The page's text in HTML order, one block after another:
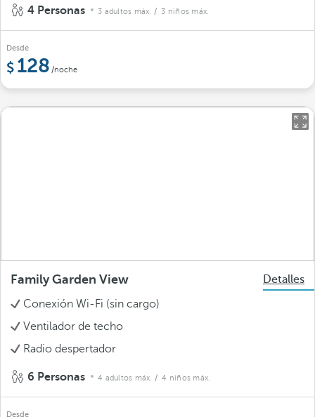
4 Personas 3 adultos máx. / 3 niños máx.
Desde
128 /noche
Family Garden View
Detalles
Conexión Wi-Fi (sin cargo)
Ventilador de techo
Radio despertador
6 Personas 4 adultos máx. / 4 niños máx.
Desde